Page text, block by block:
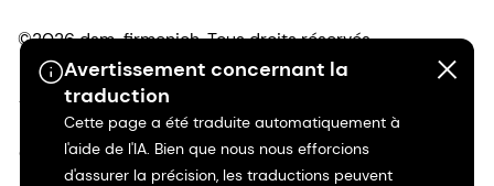
Avertissement concernant la
traduction
Cette page a été traduite automatiquement à
l'aide de l'IA. Bien que nous nous efforcions
d'assurer la précision, les traductions peuvent
©2026 dsm-firmenich. Tous droits réservés.
Avis de confidentialité
Conditions d'utilisation